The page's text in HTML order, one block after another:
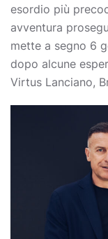
esordio più
avventura
mette a segno 6
dopo alcune
Virtus Lanciano,